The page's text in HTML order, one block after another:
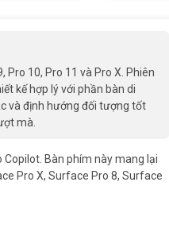
10, Pro 11 và Pro X. Phiên
kế hợp lý với phần bàn di
và định hướng đối tượng tốt
mà.
Bàn phím này mang lại
Pro X, Surface Pro 8, Surface